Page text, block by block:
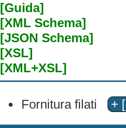
[Guida]
[XML Schema]
[JSON Schema]
[XSL]
[XML+XSL]
Fornitura filati +